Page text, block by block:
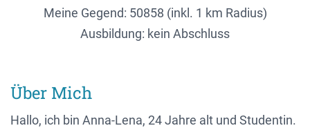
Meine Gegend: 50858 (inkl. 1 km Radius)
Ausbildung: kein Abschluss
Über Mich
Hallo, ich bin Anna-Lena, 24 Jahre alt und Studentin.